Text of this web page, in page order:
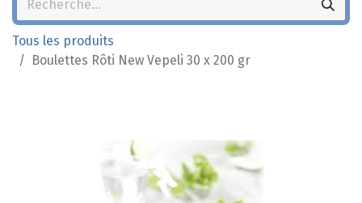
Tous les produits
Boulettes Rôti New Vepeli 30 x 200 gr